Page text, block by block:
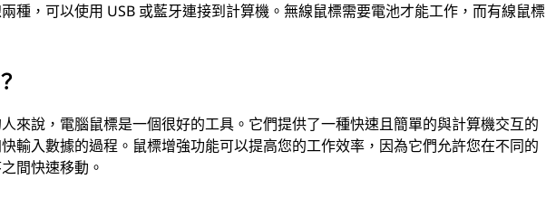
種，可以使用 USB 或藍牙連接到計算機。無線鼠標需要電池才能工作，而有線鼠標
來說，電腦鼠標是一個很好的工具。它們提供了一種快速且簡單的與計算機交互的
輸入數據的過程。鼠標增強功能可以提高您的工作效率，因為它們允許您在不同的
間快速移動。